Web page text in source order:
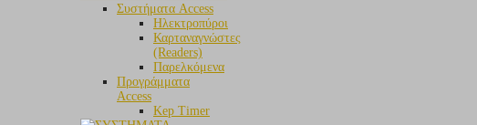
Συστήματα Access
Ηλεκτροπύροι
Καρταναγνώστες
(Readers)
Παρελκόμενα
Προγράμματα
Access
Kep Timer